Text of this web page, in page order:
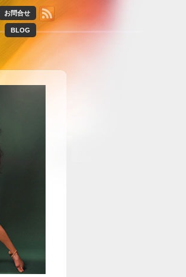
お問合せ
BLOG